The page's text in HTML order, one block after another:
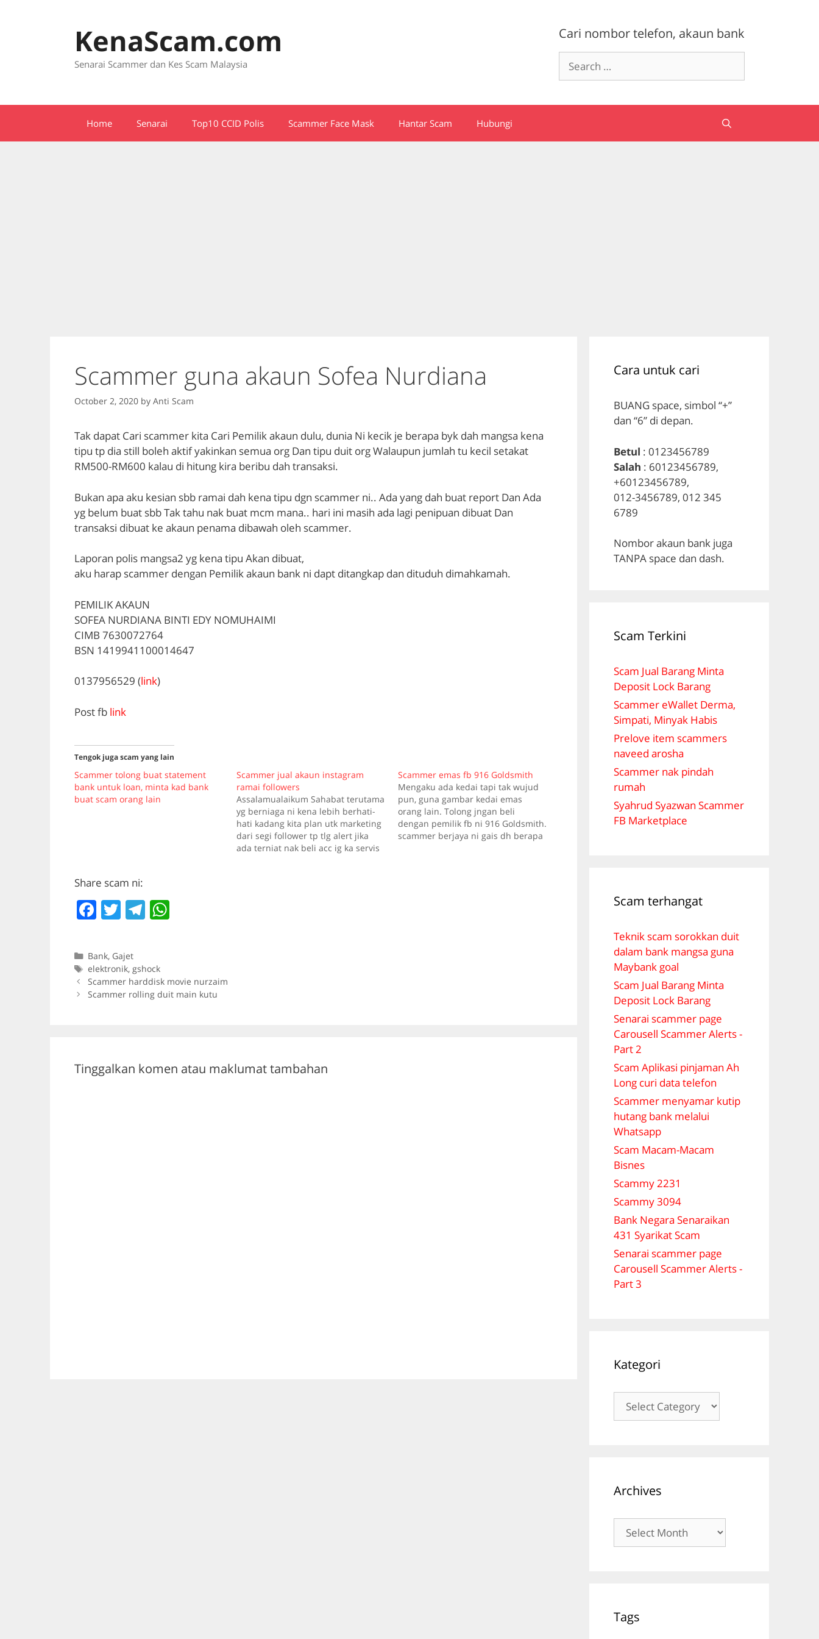
Cari nombor telefon, akaun bank
Search
for:
KenaScam.com
Senarai Scammer dan Kes Scam Malaysia
Home Senarai Top10 CCID Polis Scammer Face Mask Hantar Scam Hubungi
Scammer guna akaun Sofea Nurdiana
October 2, 2020 by Anti Scam
Tak dapat Cari scammer kita Cari Pemilik akaun dulu, dunia Ni kecik je berapa byk dah mangsa kena
tipu tp dia still boleh aktif yakinkan semua org Dan tipu duit org Walaupun jumlah tu kecil setakat
RM500-RM600 kalau di hitung kira beribu dah transaksi.
Bukan apa aku kesian sbb ramai dah kena tipu dgn scammer ni.. Ada yang dah buat report Dan Ada
yg belum buat sbb Tak tahu nak buat mcm mana.. hari ini masih ada lagi penipuan dibuat Dan
transaksi dibuat ke akaun penama dibawah oleh scammer.
Laporan polis mangsa2 yg kena tipu Akan dibuat,
aku harap scammer dengan Pemilik akaun bank ni dapt ditangkap dan dituduh dimahkamah.
PEMILIK AKAUN
SOFEA NURDIANA BINTI EDY NOMUHAIMI
CIMB 7630072764
BSN 1419941100014647
0137956529 (link)
Post fb link
Tengok juga scam yang lain
Scammer tolong buat statement
bank untuk loan, minta kad bank
buat scam orang lain
Scammer jual akaun instagram
ramai followers
Assalamualaikum Sahabat terutama
yg berniaga ni kena lebih berhati-
hati kadang kita plan utk marketing
dari segi follower tp tlg alert jika
ada terniat nak beli acc ig ka servis
Scammer emas fb 916 Goldsmith
Mengaku ada kedai tapi tak wujud
pun, guna gambar kedai emas
orang lain. Tolong jngan beli
dengan pemilik fb ni 916 Goldsmith.
scammer berjaya ni gais dh berapa
Share scam ni:
F
c
e
b
T
itt
er
T
gr
a
m
A
Categories
Bank, Gajet
Tags
elektronik, gshock
Scammer harddisk movie nurzaim
Scammer rolling duit main kutu
Tinggalkan komen atau maklumat tambahan
Cara untuk cari
BUANG space, simbol “+”
dan “6” di depan.
Betul : 0123456789
Salah : 60123456789,
+60123456789,
012-3456789, 012 345
6789
Nombor akaun bank juga
TANPA space dan dash.
Scam Terkini
Scam Jual Barang Minta
Deposit Lock Barang
Scammer eWallet Derma,
Simpati, Minyak Habis
Prelove item scammers
naveed arosha
Scammer nak pindah
rumah
Syahrud Syazwan Scammer
FB Marketplace
Scam terhangat
Teknik scam sorokkan duit
dalam bank mangsa guna
Maybank goal
Scam Jual Barang Minta
Deposit Lock Barang
Senarai scammer page
Carousell Scammer Alerts -
Part 2
Scam Aplikasi pinjaman Ah
Long curi data telefon
Scammer menyamar kutip
hutang bank melalui
Whatsapp
Scam Macam-Macam
Bisnes
Scammy 2231
Scammy 3094
Bank Negara Senaraikan
431 Syarikat Scam
Senarai scammer page
Carousell Scammer Alerts -
Part 3
Kategori
Kategori
Archives
Archives
Tags